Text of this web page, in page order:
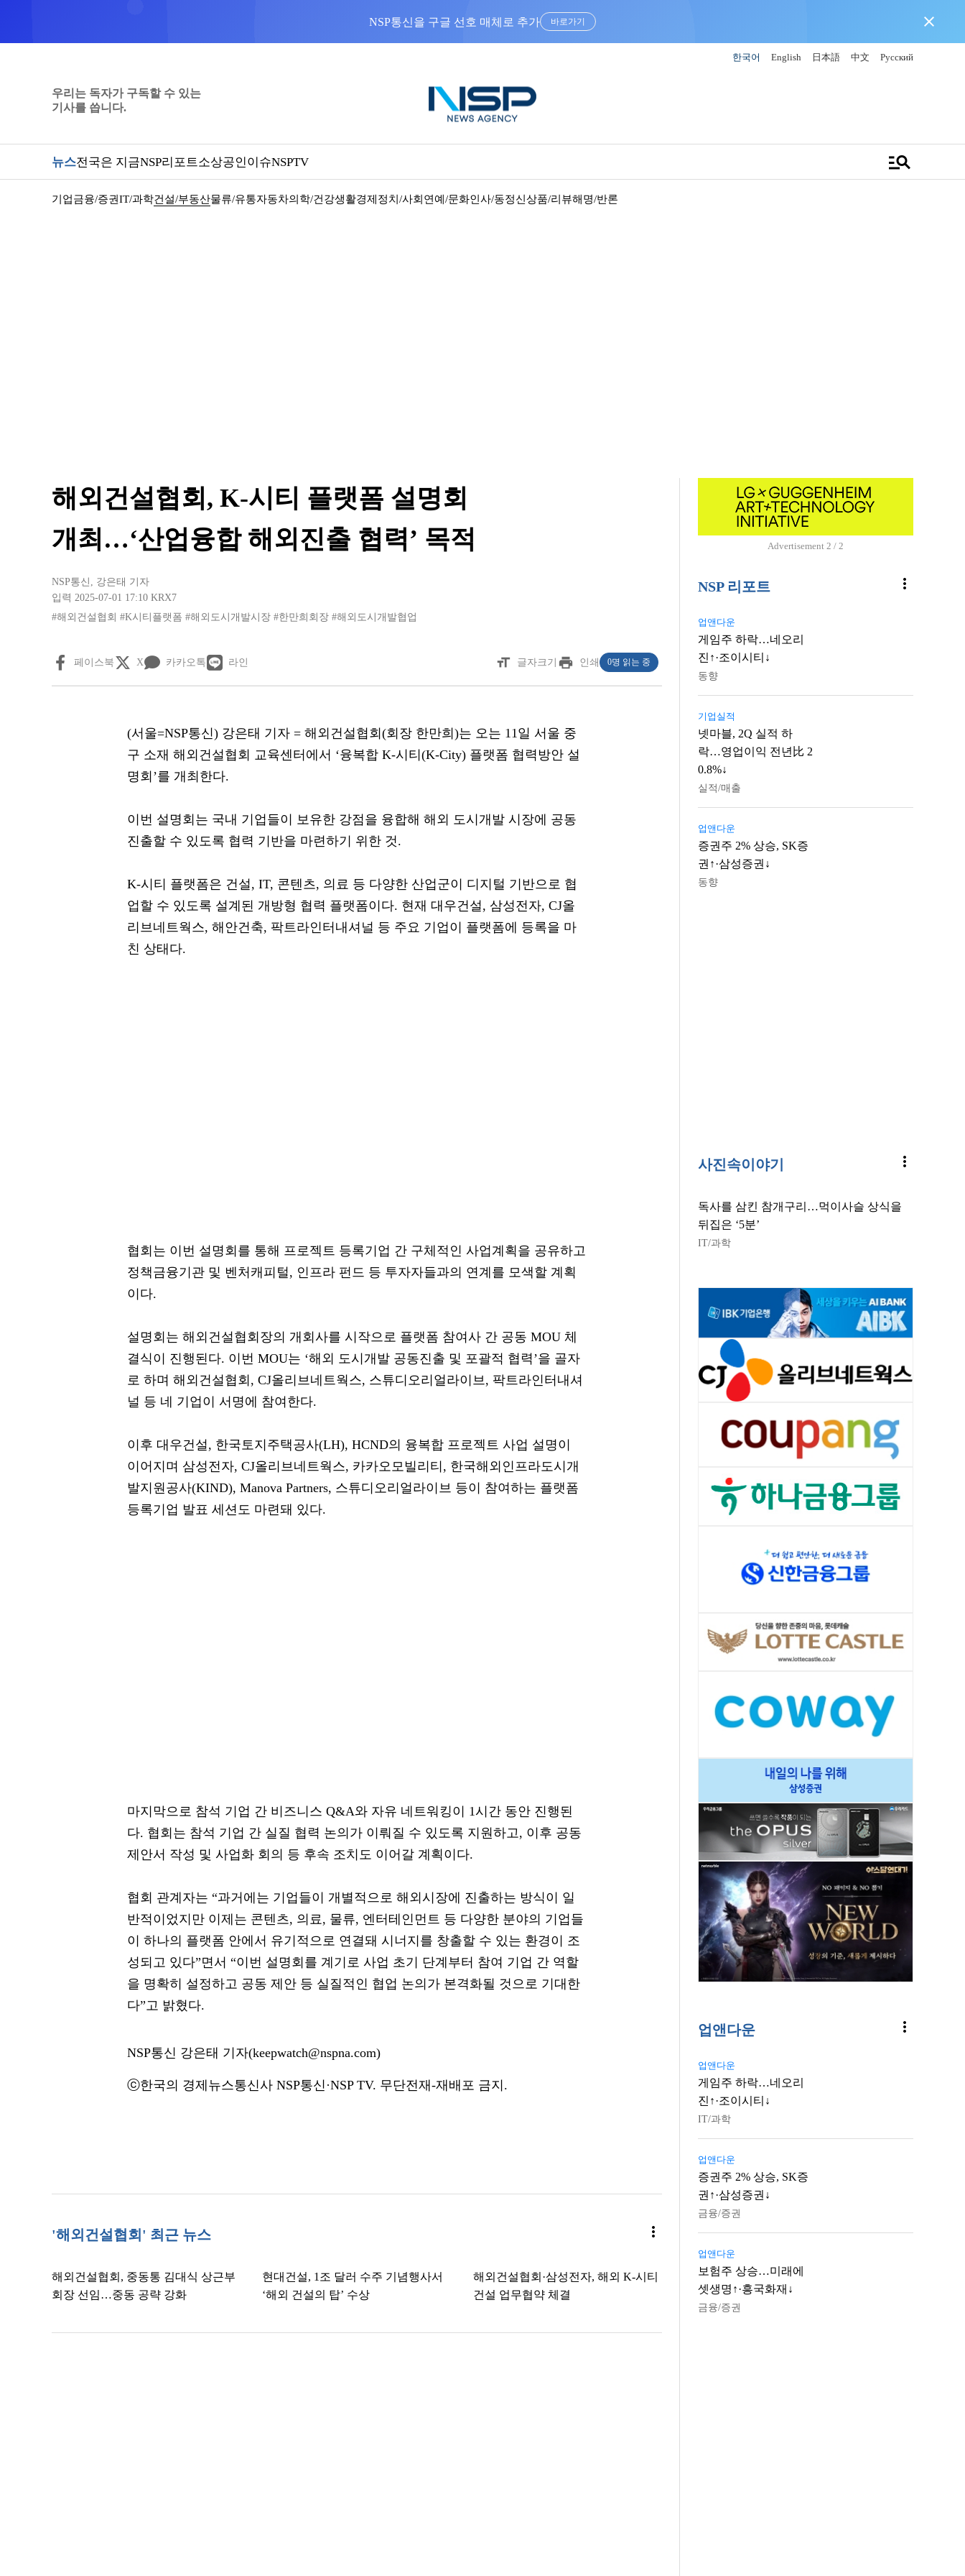
NSP통신을 구글 선호 매체로 추가 바로가기 close
한국어 English 日本語 中文 Русский
우리는 독자가 구독할 수 있는
기사를 씁니다.
뉴스전국은 지금NSP리포트소상공인이슈NSPTV manage_search
기업금융/증권IT/과학건설/부동산물류/유통자동차의학/건강생활경제 정치/사회 연예/문화인사/동정신상품/리뷰해명/반론
해외건설협회, K-시티 플랫폼 설명회
개최…‘산업융합 해외진출 협력’ 목적
NSP통신 , 강은태 기자
입력 2025-07-01 17:10 KRX7
#해외건설협회 #K시티플랫폼 #해외도시개발시장 #한만희회장 #해외도시개발협업
페이스북 X 카카오톡 라인 format_size 글자크기 print 인쇄 0명 읽는 중
(서울=NSP통신) 강은태 기자 = 해외건설협회(회장 한만희)는 오는 11일 서울 중
구 소재 해외건설협회 교육센터에서 ‘융복합 K-시티(K-City) 플랫폼 협력방안 설
명회’를 개최한다.
이번 설명회는 국내 기업들이 보유한 강점을 융합해 해외 도시개발 시장에 공동
진출할 수 있도록 협력 기반을 마련하기 위한 것.
K-시티 플랫폼은 건설, IT, 콘텐츠, 의료 등 다양한 산업군이 디지털 기반으로 협
업할 수 있도록 설계된 개방형 협력 플랫폼이다. 현재 대우건설, 삼성전자, CJ올
리브네트웍스, 해안건축, 팍트라인터내셔널 등 주요 기업이 플랫폼에 등록을 마
친 상태다.
협회는 이번 설명회를 통해 프로젝트 등록기업 간 구체적인 사업계획을 공유하고
정책금융기관 및 벤처캐피털, 인프라 펀드 등 투자자들과의 연계를 모색할 계획
이다.
설명회는 해외건설협회장의 개회사를 시작으로 플랫폼 참여사 간 공동 MOU 체
결식이 진행된다. 이번 MOU는 ‘해외 도시개발 공동진출 및 포괄적 협력’을 골자
로 하며 해외건설협회, CJ올리브네트웍스, 스튜디오리얼라이브, 팍트라인터내셔
널 등 네 기업이 서명에 참여한다.
이후 대우건설, 한국토지주택공사(LH), HCND의 융복합 프로젝트 사업 설명이
이어지며 삼성전자, CJ올리브네트웍스, 카카오모빌리티, 한국해외인프라도시개
발지원공사(KIND), Manova Partners, 스튜디오리얼라이브 등이 참여하는 플랫폼
등록기업 발표 세션도 마련돼 있다.
마지막으로 참석 기업 간 비즈니스 Q&A와 자유 네트워킹이 1시간 동안 진행된
다. 협회는 참석 기업 간 실질 협력 논의가 이뤄질 수 있도록 지원하고, 이후 공동
제안서 작성 및 사업화 회의 등 후속 조치도 이어갈 계획이다.
협회 관계자는 “과거에는 기업들이 개별적으로 해외시장에 진출하는 방식이 일
반적이었지만 이제는 콘텐츠, 의료, 물류, 엔터테인먼트 등 다양한 분야의 기업들
이 하나의 플랫폼 안에서 유기적으로 연결돼 시너지를 창출할 수 있는 환경이 조
성되고 있다”면서 “이번 설명회를 계기로 사업 초기 단계부터 참여 기업 간 역할
을 명확히 설정하고 공동 제안 등 실질적인 협업 논의가 본격화될 것으로 기대한
다”고 밝혔다.
NSP통신 강은태 기자(keepwatch@nspna.com)
ⓒ한국의 경제뉴스통신사 NSP통신·NSP TV. 무단전재-재배포 금지.
'해외건설협회' 최근 뉴스 more_vert
해외건설협회, 중동통 김대식 상근부
회장 선임…중동 공략 강화
현대건설, 1조 달러 수주 기념행사서
‘해외 건설의 탑’ 수상
해외건설협회·삼성전자, 해외 K-시티
건설 업무협약 체결
Advertisement 1 / 2
NSP 리포트 more_vert
업앤다운
게임주 하락…네오리
진↑·조이시티↓
동향
기업실적
넷마블, 2Q 실적 하
락…영업이익 전년比 2
0.8%↓
실적/매출
업앤다운
증권주 2% 상승, SK증
권↑·삼성증권↓
동향
사진속이야기 more_vert
독사를 삼킨 참개구리…먹이사슬 상식을
뒤집은 ‘5분’
IT/과학
업앤다운 more_vert
업앤다운
게임주 하락…네오리
진↑·조이시티↓
IT/과학
업앤다운
증권주 2% 상승, SK증
권↑·삼성증권↓
금융/증권
업앤다운
보험주 상승…미래에
셋생명↑·흥국화재↓
금융/증권